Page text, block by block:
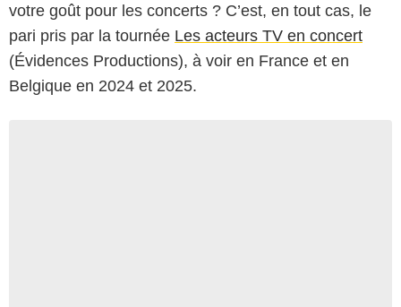
votre goût pour les concerts ? C’est, en tout cas, le
pari pris par la tournée Les acteurs TV en concert
(Évidences Productions), à voir en France et en
Belgique en 2024 et 2025.